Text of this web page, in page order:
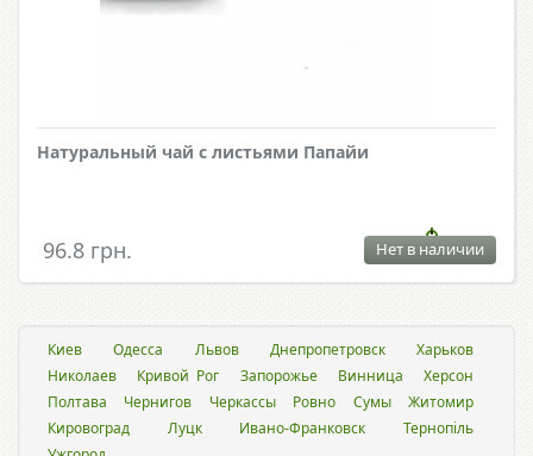
Натуральный чай с листьями Папайи
96.8 грн. Нет в наличии
Киев Одесса Львов Днепропетровск
Харьков
Николаев
Кривой Рог Запорожье Винница
Херсон
Полтава
Чернигов Черкассы Ровно Сумы
Житомир
Кировоград
Луцк Ивано-Франковск
Тернопіль